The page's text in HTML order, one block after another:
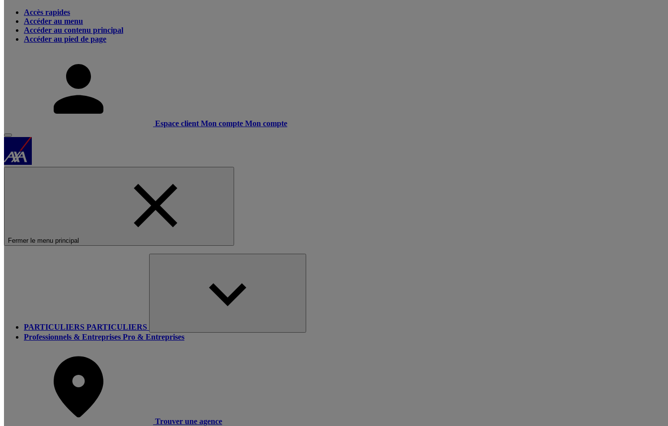
Accès rapides
Accéder au menu
Accéder au contenu principal
Accéder au pied de page
Espace client Mon compte Mon compte
Fermer le menu principal
PARTICULIERS PARTICULIERS
Professionnels & Entreprises Pro & Entreprises
Trouver une agence